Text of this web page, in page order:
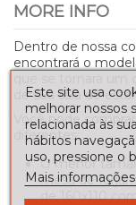
MORE INFO
Dentro de nossa
encontrará o
de sua sala de
Você pode
diferentes:
O menor
mesa de
de 160x110
Este site usa
melhorar nossos
relacionada às
hábitos
uso, pressione o
Mais informações